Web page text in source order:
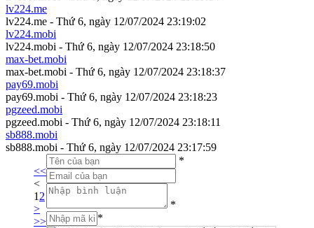
lv224.me
lv224.me - Thứ 6, ngày 12/07/2024 23:19:02
lv224.mobi
lv224.mobi - Thứ 6, ngày 12/07/2024 23:18:50
max-bet.mobi
max-bet.mobi - Thứ 6, ngày 12/07/2024 23:18:37
pay69.mobi
pay69.mobi - Thứ 6, ngày 12/07/2024 23:18:23
pgzeed.mobi
pgzeed.mobi - Thứ 6, ngày 12/07/2024 23:18:11
sb888.mobi
sb888.mobi - Thứ 6, ngày 12/07/2024 23:17:59
<<
<
1 2
>
>>
*
*
*